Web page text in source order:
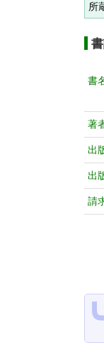
所
書
著
出
出
請